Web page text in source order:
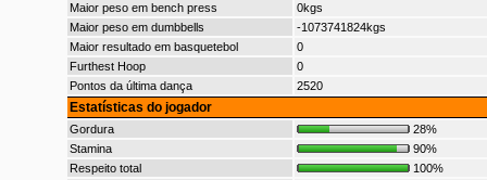
Maior peso em bench press
0kgs
Maior peso em dumbbells
-1073741824kgs
Maior resultado em basquetebol
0
Furthest Hoop
0
Pontos da última dança
2520
Estatísticas do jogador
Gordura
28%
Stamina
90%
Respeito total
100%